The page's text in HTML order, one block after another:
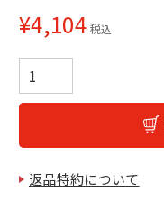
¥4,104 税込
返品特約について